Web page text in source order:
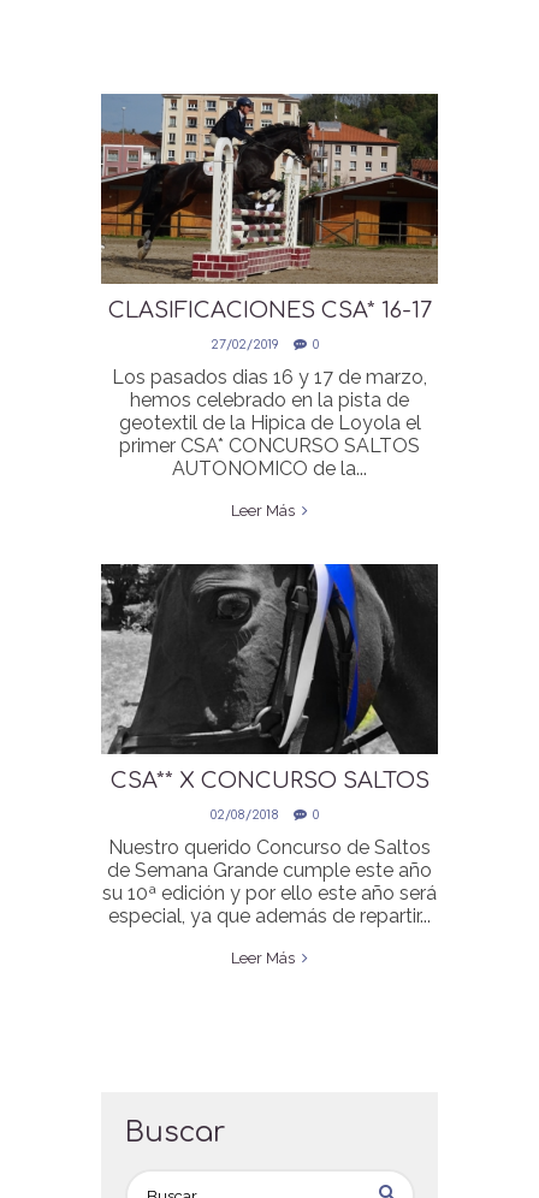
CLASIFICACIONES CSA* 16-17
MARZO
27/02/2019 0
Los pasados dias 16 y 17 de marzo,
hemos celebrado en la pista de
geotextil de la Hipica de Loyola el
primer CSA* CONCURSO SALTOS
AUTONOMICO de la...
Leer Más
CSA** X CONCURSO SALTOS
SEMANA GRANDE
02/08/2018 0
Nuestro querido Concurso de Saltos
de Semana Grande cumple este año
su 10ª edición y por ello este año será
especial, ya que además de repartir...
Leer Más
Buscar